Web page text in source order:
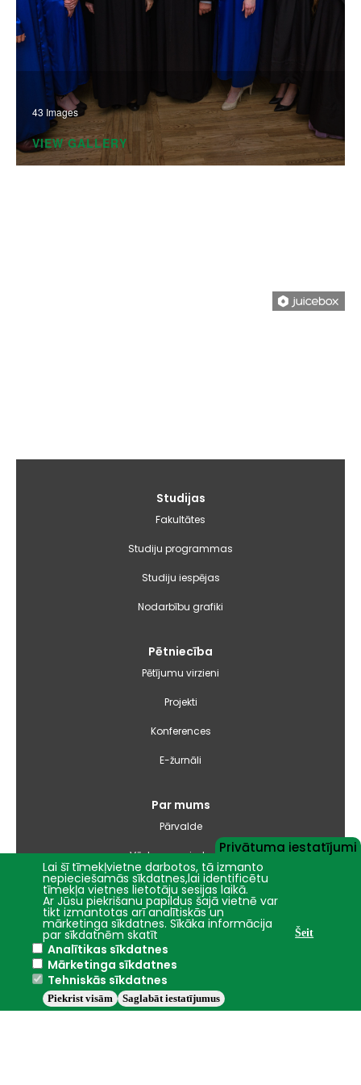
43 Images
VIEW GALLERY
Studijas
Fakultātes
Studiju programmas
Studiju iespējas
Nodarbību grafiki
Pētniecība
Pētījumu virzieni
Projekti
Konferences
E-žurnāli
Par mums
Pārvalde
Vēsture un simbolika
Studiju virzienu pārskati un pašnovērtējuma ziņojumi
Iepirkumi
Nāc studēt
Privātuma iestatījumi
Lai šī tīmekļvietne darbotos, tā izmanto
nepieciešamās sīkdatnes,lai identificētu
tīmekļa vietnes lietotāju sesijas laikā.
Ar Jūsu piekrišanu papildus šajā vietnē var
tikt izmantotas arī analītiskās un
mārketinga sīkdatnes. Sīkāka informācija
par sīkdatnēm skatīt Šeit
Analītikas sīkdatnes
Mārketinga sīkdatnes
Tehniskās sīkdatnes
Saglabāt iestatījumus
Piekrist visām